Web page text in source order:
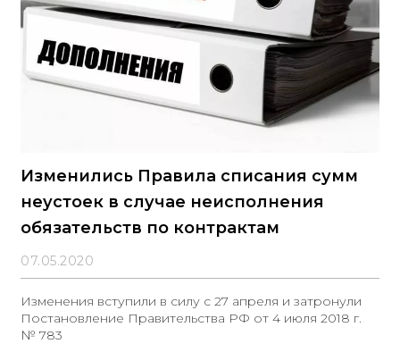
Изменились Правила списания сумм
неустоек в случае неисполнения
обязательств по контрактам
07.05.2020
Изменения вступили в силу с 27 апреля и затронули
Постановление Правительства РФ от 4 июля 2018 г.
№ 783